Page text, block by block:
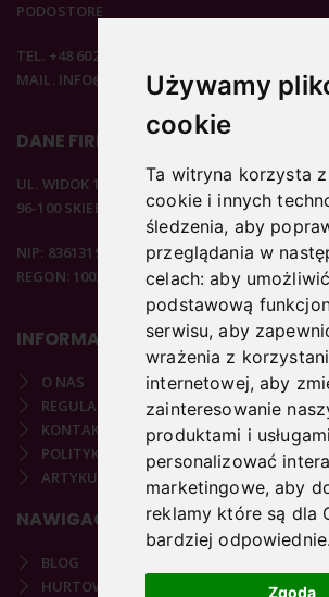
Używamy
cookie
Ta witryna korzysta
cookie i innych
śledzenia, aby
przeglądania w
celach:aby umożliwić
podstawową
serwisu,aby
wrażenia z
internetowej,aby
zainteresowanie
produktami i
personalizować
marketingowe,aby
reklamy które są dla
bardziej odpowiednie.
Zgoda
PODOSTORE
TEL. +48 602 537 894
MAIL. INFO@PODOSTORE.PL
DANE FIRMOWE
UL. WIDOK 15B
96-100 SKIERNIEWICE
NIP: 8361319313
REGON: 100297020
INFORMACJE
O NAS
REGULAMIN
KONTAKT
POLITYKA PRYWATNOŚCI
ARTYKUŁY PODOLOGICZNE
NAWIGACJA
BLOG
HURTOWNIA